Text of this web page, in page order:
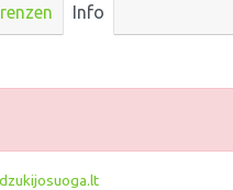
Info